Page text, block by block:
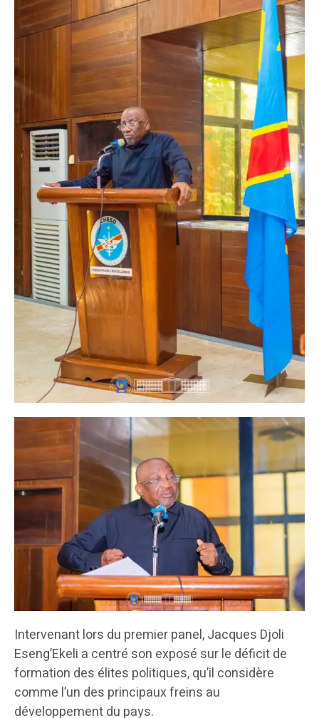
Intervenant lors du premier panel, Jacques Djoli
Eseng’Ekeli a centré son exposé sur le déficit de
formation des élites politiques, qu’il considère
comme l’un des principaux freins au
développement du pays.